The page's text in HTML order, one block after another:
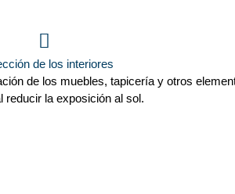
de los interiores
de los muebles, tapicería y otros
reducir la exposición al sol.